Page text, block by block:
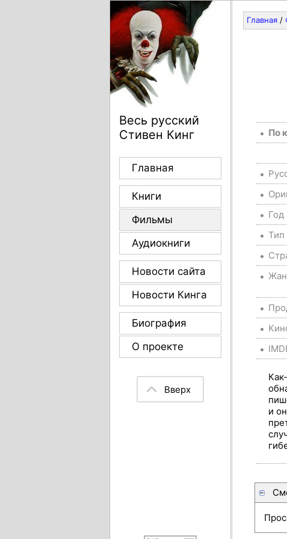
Весь русский
Стивен Кинг
Главная
Книги
Фильмы
Аудиокниги
Новости сайта
Новости Кинга
Биография
О проекте
Вверх
Главная /
По
Год
Тип
и